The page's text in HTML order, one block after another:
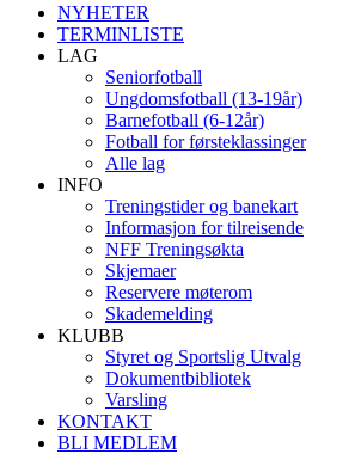
NYHETER
TERMINLISTE
LAG
Seniorfotball
Ungdomsfotball (13-19år)
Barnefotball (6-12år)
Fotball for førsteklassinger
Alle lag
INFO
Treningstider og banekart
Informasjon for tilreisende
NFF Treningsøkta
Skjemaer
Reservere møterom
Skademelding
KLUBB
Styret og Sportslig Utvalg
Dokumentbibliotek
Varsling
KONTAKT
BLI MEDLEM